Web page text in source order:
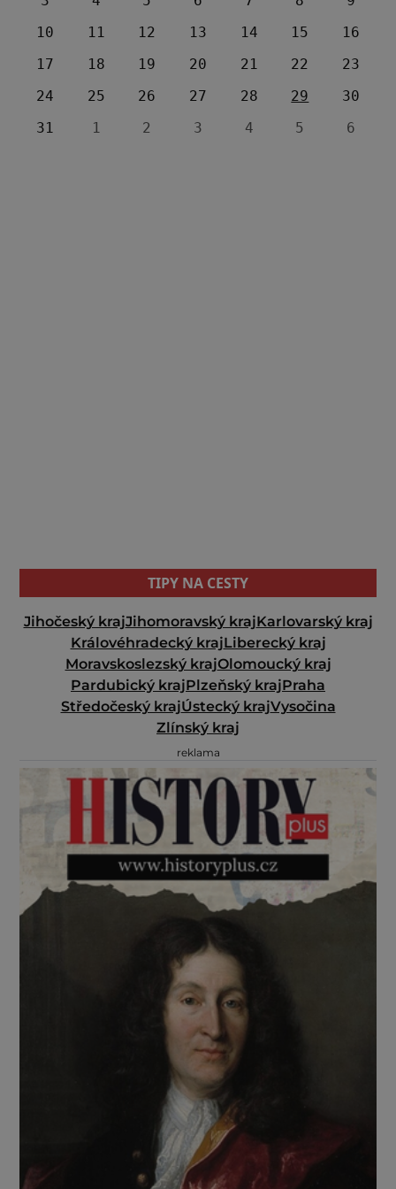
10
11 12 13 14 15
16
17
18 19 20 21 22
23
24
25 26 27 28 29
30
31
1 2 3 4 5 6
TIPY NA CESTY
Jihočeský krajJihomoravský krajKarlovarský kraj
Královéhradecký krajLiberecký kraj
Moravskoslezský krajOlomoucký kraj
Pardubický krajPlzeňský krajPraha
Středočeský krajÚstecký krajVysočina
Zlínský kraj
reklama